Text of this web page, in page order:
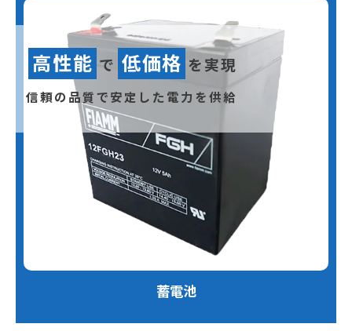
高性能 で 低価格 を実現
信頼の品質で安定した電力を供給
蓄電池